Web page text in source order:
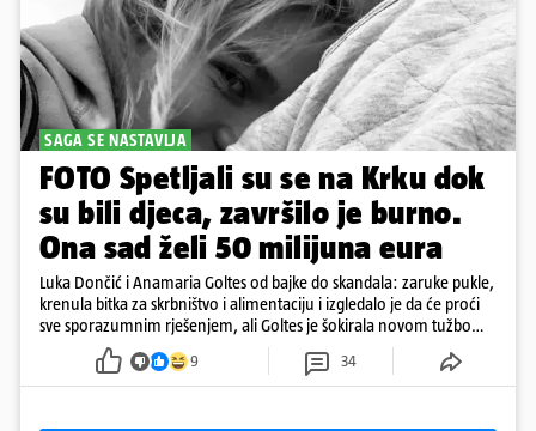
SAGA SE NASTAVLJA
FOTO Spetljali su se na Krku dok
su bili djeca, završilo je burno.
Ona sad želi 50 milijuna eura
Luka Dončić i Anamaria Goltes od bajke do skandala: zaruke pukle,
krenula bitka za skrbništvo i alimentaciju i izgledalo je da će proći
sve sporazumnim rješenjem, ali Goltes je šokirala novom tužbom
u Sloveniji
9 34